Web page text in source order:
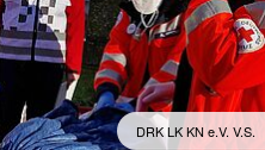
DRK LK KN e.V. V.S.